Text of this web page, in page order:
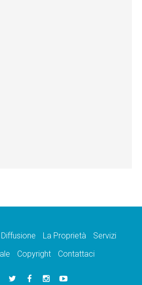
Diffusione La Proprietà
Servizi
Copyright Contattaci